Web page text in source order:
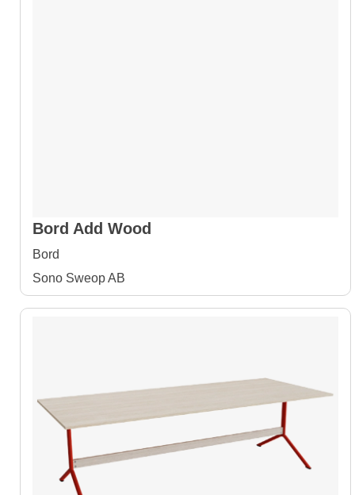
Bord Add Wood
Bord
Sono Sweop AB